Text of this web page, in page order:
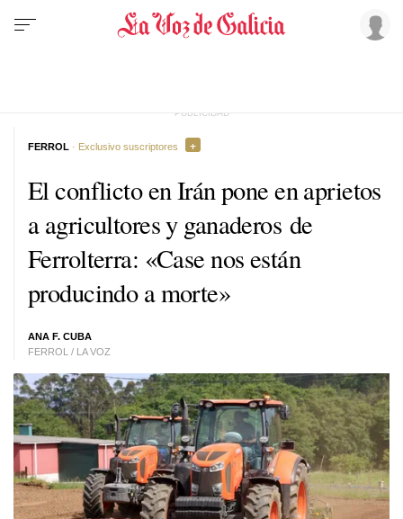
El conflicto en Irán pone en aprietos
a agricultores y ganaderos de
Ferrolterra: «Case nos están
producindo a morte»
ANA F. CUBA
FERROL / LA VOZ
FERROL · Exclusivo suscriptores